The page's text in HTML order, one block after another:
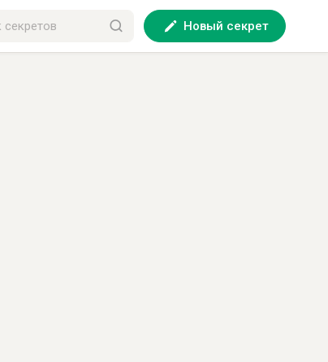
Новый секрет